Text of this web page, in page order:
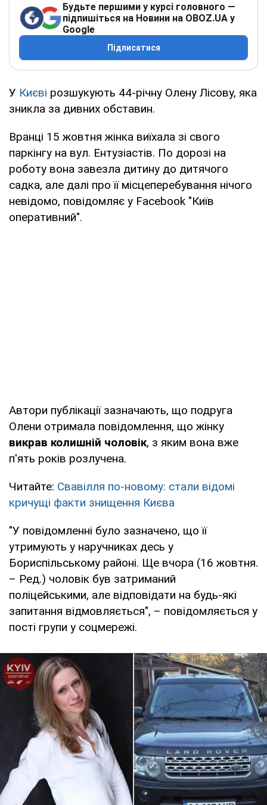
Будьте першими у курсі головного —
підпишіться на Новини на OBOZ.UA у
Google
Підписатися
У Києві розшукують 44-річну Олену Лісову, яка
зникла за дивних обставин.
Вранці 15 жовтня жінка виїхала зі свого
паркінгу на вул. Ентузіастів. По дорозі на
роботу вона завезла дитину до дитячого
садка, але далі про її місцеперебування нічого
невідомо, повідомляє у Facebook "Київ
оперативний".
Автори публікації зазначають, що подруга
Олени отримала повідомлення, що жінку
викрав колишній чоловік, з яким вона вже
п'ять років розлучена.
Читайте: Свавілля по-новому: стали відомі
кричущі факти знищення Києва
"У повідомленні було зазначено, що її
утримують у наручниках десь у
Бориспільському районі. Ще вчора (16 жовтня.
– Ред.) чоловік був затриманий
поліцейськими, але відповідати на будь-які
запитання відмовляється", – повідомляється у
пості групи у соцмережі.